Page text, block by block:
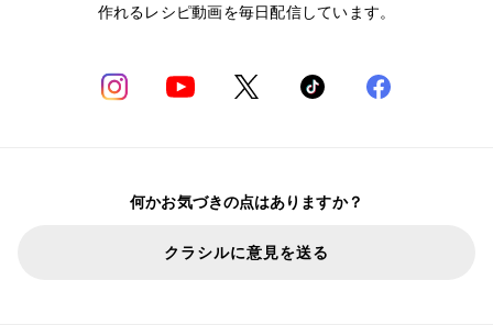
作れるレシピ動画を毎日配信しています。
何かお気づきの点はありますか？
クラシルに意見を送る